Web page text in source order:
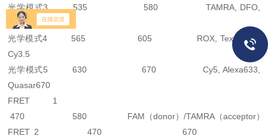
光学模式3 535 580 TAMRA, DFO,
Alexa546, NED
光学模式4 565 605 ROX, TexasRed,
Cy3.5
光学模式5 630 670 Cy5, Alexa633,
Quasar670
FRET 1
470 580 FAM（donor）/TAMRA（acceptor）
FRET 2 470 670